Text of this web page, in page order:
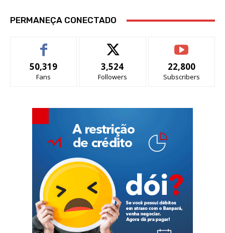
PERMANEÇA CONECTADO
50,319
Fans
3,524
Followers
22,800
Subscribers